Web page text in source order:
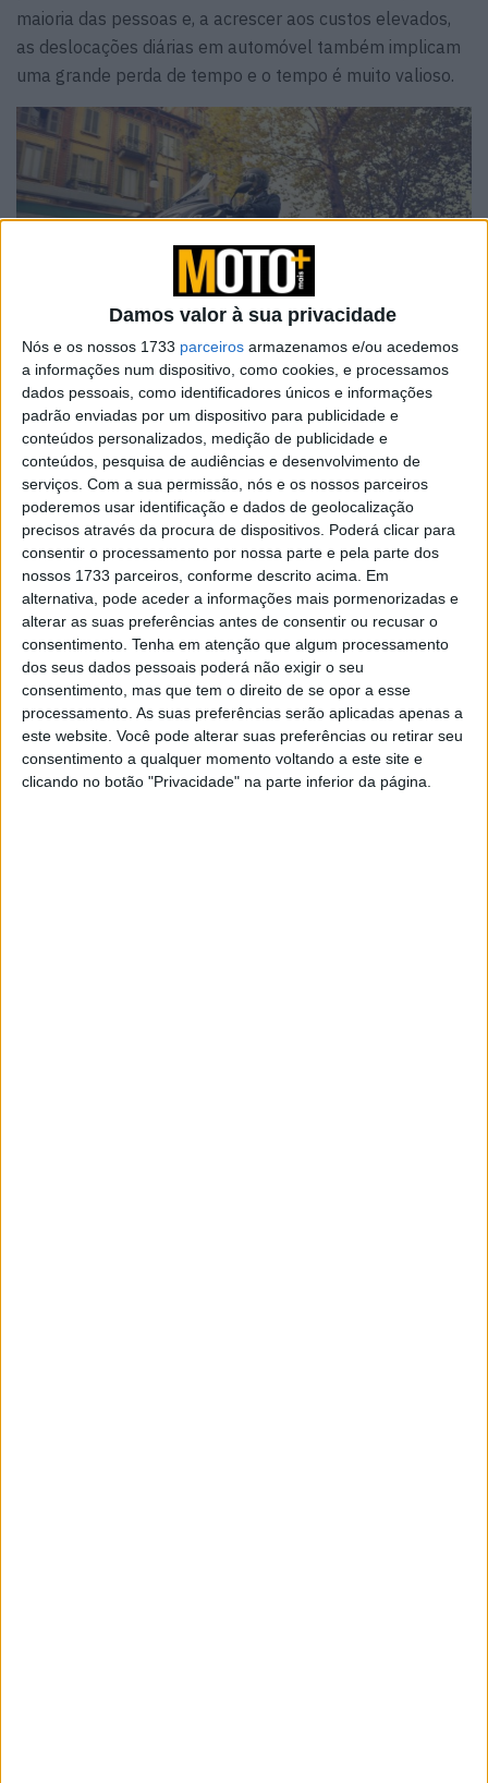
Damos valor à sua privacidade
Nós e os nossos 1733 parceiros armazenamos e/ou acedemos
a informações num dispositivo, como cookies, e processamos
dados pessoais, como identificadores únicos e informações
padrão enviadas por um dispositivo para publicidade e
conteúdos personalizados, medição de publicidade e
conteúdos, pesquisa de audiências e desenvolvimento de
serviços. Com a sua permissão, nós e os nossos parceiros
poderemos usar identificação e dados de geolocalização
precisos através da procura de dispositivos. Poderá clicar para
consentir o processamento por nossa parte e pela parte dos
nossos 1733 parceiros, conforme descrito acima. Em
alternativa, pode aceder a informações mais pormenorizadas e
alterar as suas preferências antes de consentir ou recusar o
consentimento. Tenha em atenção que algum processamento
dos seus dados pessoais poderá não exigir o seu
consentimento, mas que tem o direito de se opor a esse
processamento. As suas preferências serão aplicadas apenas a
este website. Você pode alterar suas preferências ou retirar seu
consentimento a qualquer momento voltando a este site e
clicando no botão "Privacidade" na parte inferior da página.
maioria das pessoas e, a acrescer aos custos elevados,
as deslocações diárias em automóvel também implicam
uma grande perda de tempo e o tempo é muito valioso.
Com a nova Tricity 300, a Yamaha oferece aos clientes
titulares de uma carta de condução da categoria B* a
possibilidade de descobrir uma verdadeira sensação de
liberdade, reduzir os níveis de stress e usufruir de um
equilíbrio mais saudável entre a vida profissional e a vida
pessoal. As barreiras que anteriormente constituíam
para a Yamaha um obstáculo à entrada no mundo da
mobilidade urbana foram derrubadas para sempre. A
mobilidade urbana atingiu a maioridade.
*Podem aplicar-se limitações e restrições por país ao
abrigo das leis locais aplicáveis.
Tecnologia de inclinação em várias rodas (LMW) para
maior sensação de estabilidade